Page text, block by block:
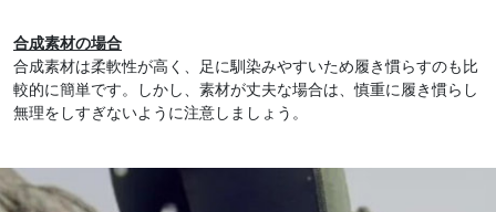
合成素材の場合
合成素材は柔軟性が高く、足に馴染みやすいため履き慣らすのも比
較的に簡単です。しかし、素材が丈夫な場合は、慎重に履き慣らし
無理をしすぎないように注意しましょう。